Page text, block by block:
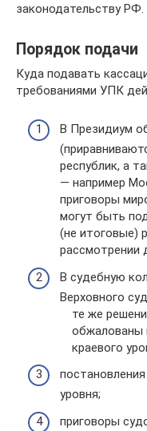
законодательству РФ.
Порядок подачи
Куда подавать
требованиями УПК
В Президиум
республик, а
— например
приговоры
могут быть
(не итоговые)
рассмотрении
В судебную
Верховного
те же
обжалованы
краевого
уровня;
приговоры